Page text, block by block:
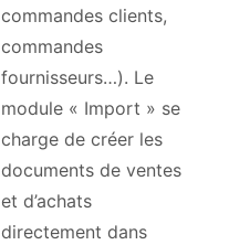
commandes clients,
commandes
fournisseurs…). Le
module « Import » se
charge de créer les
documents de ventes
et d’achats
directement dans